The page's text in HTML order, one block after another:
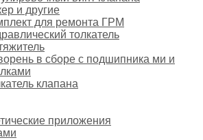
и другие
для ремонта ГРМ
толкатель
в сборе с подшипника ми и
клапана
приложения